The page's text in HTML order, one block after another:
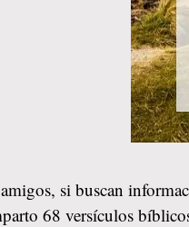
si buscan
68 versículos